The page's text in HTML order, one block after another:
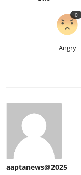
Angry
0
aaptanews@2025